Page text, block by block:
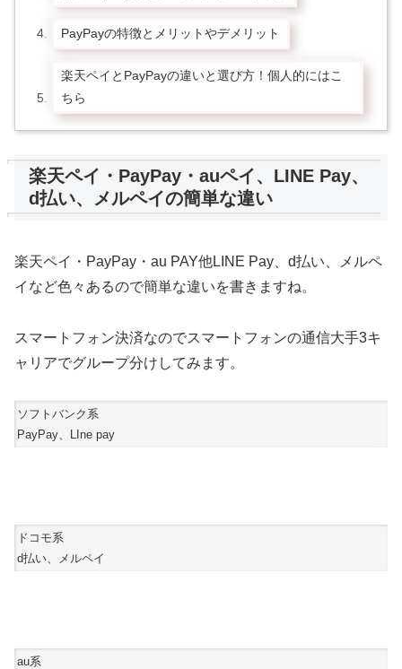
PayPayの特徴とメリットやデメリット
楽天ペイとPayPayの違いと選び方！個人的にはこ
ちら
楽天ペイ・PayPay・auペイ、LINE Pay、
d払い、メルペイの簡単な違い
楽天ペイ・PayPay・au PAY他LINE Pay、d払い、メルペ
イなど色々あるので簡単な違いを書きますね。
スマートフォン決済なのでスマートフォンの通信大手3キ
ャリアでグループ分けしてみます。
ソフトバンク系
PayPay、LIne pay
ドコモ系
d払い、メルペイ
au系